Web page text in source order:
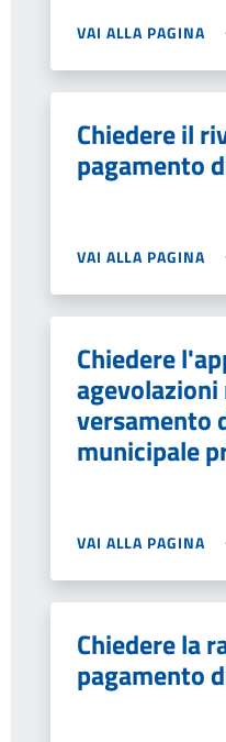
VAI ALLA PAGINA
Chiedere il
pagamento
VAI ALLA PAGINA
Chiedere
versamento
municipale
VAI ALLA PAGINA
Chiedere la
pagamento